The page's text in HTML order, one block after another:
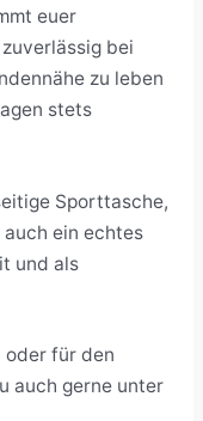
euer
bei
zu leben
stets
Sporttasche,
ein echtes
und als
oder für den
auch gerne unter